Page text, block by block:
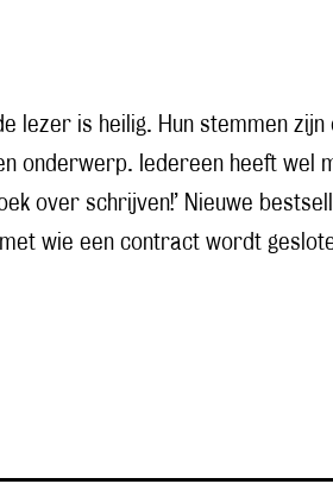
lezer is heilig. Hun stemmen zijn
onderwerp. Iedereen heeft wel
over schrijven!’ Nieuwe
wie een contract wordt